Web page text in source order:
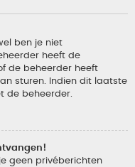
ben je niet
heeft de
de beheerder heeft
sturen. Indien dit laatste
de beheerder.
geen privéberichten